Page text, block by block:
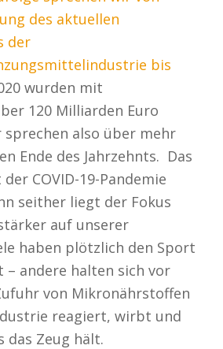
des aktuellen
der
bis
wurden mit
120 Milliarden Euro
also über mehr
Ende des Jahrzehnts. Das
COVID-19-Pandemie
seither liegt der Fokus
auf unserer
haben plötzlich den Sport
– andere halten sich vor
von Mikronährstoffen
reagiert, wirbt und
das Zeug hält.